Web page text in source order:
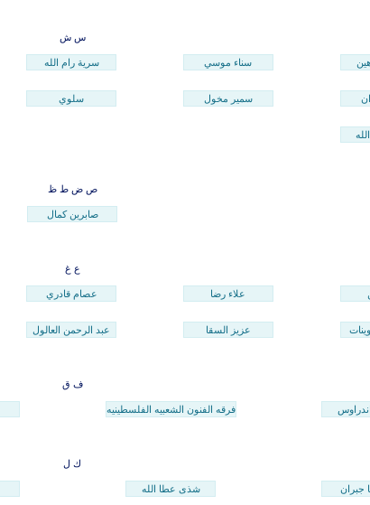
س ش
سناء موسي سرية رام الله
سمير مخول سلوي
ص ض ط ظ
صابرين كمال
ع غ
علاء رضا عصام قادري
عزيز السقا عبد الرحمن العالول
ف ق
فرقه الفنون الشعبيه الفلسطينيه
ك ل
جبران شذى عطا الله